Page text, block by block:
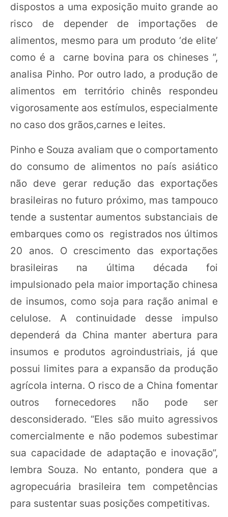
dispostos a uma exposição muito grande ao
risco de depender de importações de
alimentos, mesmo para um produto ‘de elite’
como é a carne bovina para os chineses ”,
analisa Pinho. Por outro lado, a produção de
alimentos em território chinês respondeu
vigorosamente aos estímulos, especialmente
no caso dos grãos,carnes e leites.
Pinho e Souza avaliam que o comportamento
do consumo de alimentos no país asiático
não deve gerar redução das exportações
brasileiras no futuro próximo, mas tampouco
tende a sustentar aumentos substanciais de
embarques como os registrados nos últimos
20 anos. O crescimento das exportações
brasileiras na última década foi
impulsionado pela maior importação chinesa
de insumos, como soja para ração animal e
celulose. A continuidade desse impulso
dependerá da China manter abertura para
insumos e produtos agroindustriais, já que
possui limites para a expansão da produção
agrícola interna. O risco de a China fomentar
outros fornecedores não pode ser
desconsiderado. “Eles são muito agressivos
comercialmente e não podemos subestimar
sua capacidade de adaptação e inovação”,
lembra Souza. No entanto, pondera que a
agropecuária brasileira tem competências
para sustentar suas posições competitivas.